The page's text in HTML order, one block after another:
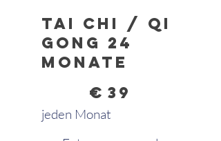
Tai Chi / Qi
Gong 24
Monate
€ 39
jeden Monat